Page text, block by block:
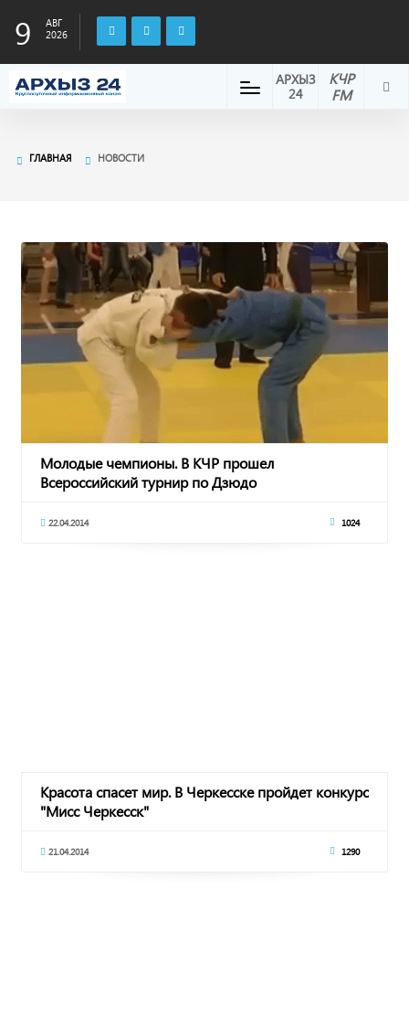
9
АВГ
2026
КЧР
FM
АРХЫЗ
24
ГЛАВНАЯ НОВОСТИ
Молодые чемпионы. В КЧР прошел
Всероссийский турнир по Дзюдо
22.04.2014 1024
Красота спасет мир. В Черкесске пройдет конкурс
"Мисс Черкесск"
21.04.2014 1290